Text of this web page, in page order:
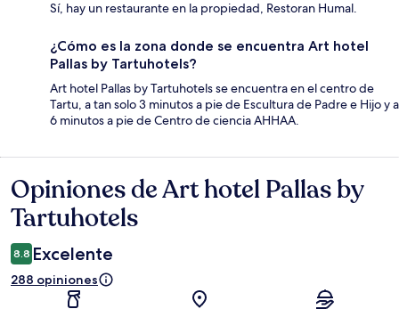
Sí, hay un restaurante en la propiedad, Restoran Humal.
¿Cómo es la zona donde se encuentra Art hotel
Pallas by Tartuhotels?
Art hotel Pallas by Tartuhotels se encuentra en el centro de
Tartu, a tan solo 3 minutos a pie de Escultura de Padre e Hijo y a
6 minutos a pie de Centro de ciencia AHHAA.
Opiniones
Opiniones de Art hotel Pallas by
Tartuhotels
8.8 Excelente
288 opiniones